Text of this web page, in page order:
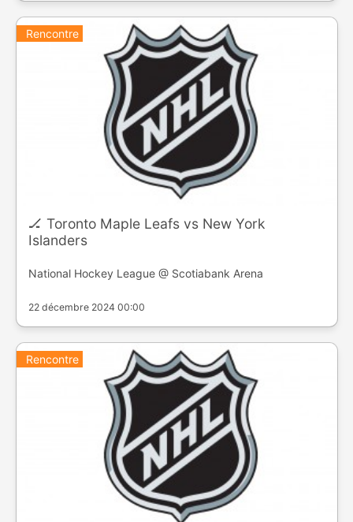
Rencontre
🏒 Toronto Maple Leafs vs New York
Islanders
National Hockey League @ Scotiabank Arena
22 décembre 2024 00:00
Rencontre